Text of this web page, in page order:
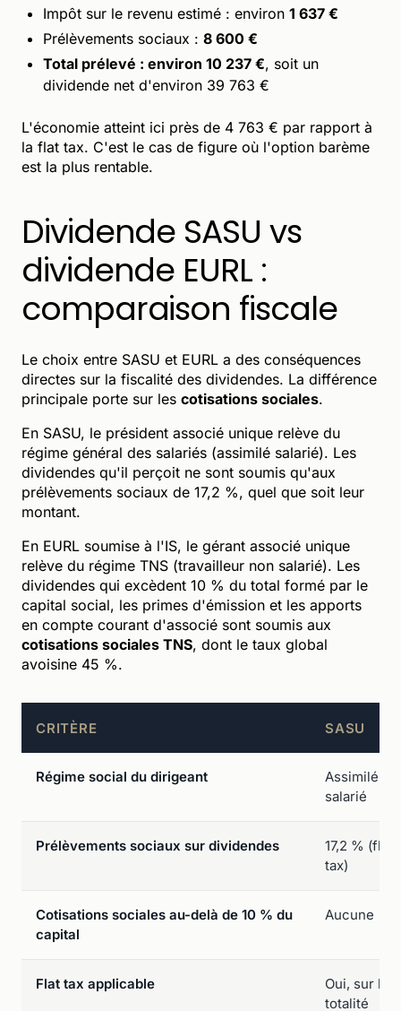
Impôt sur le revenu estimé : environ 1 637 €
Prélèvements sociaux : 8 600 €
Total prélevé : environ 10 237 €, soit un
dividende net d'environ 39 763 €
L'économie atteint ici près de 4 763 € par rapport à
la flat tax. C'est le cas de figure où l'option barème
est la plus rentable.
Dividende SASU vs
dividende EURL :
comparaison fiscale
Le choix entre SASU et EURL a des conséquences
directes sur la fiscalité des dividendes. La différence
principale porte sur les cotisations sociales.
En SASU, le président associé unique relève du
régime général des salariés (assimilé salarié). Les
dividendes qu'il perçoit ne sont soumis qu'aux
prélèvements sociaux de 17,2 %, quel que soit leur
montant.
En EURL soumise à l'IS, le gérant associé unique
relève du régime TNS (travailleur non salarié). Les
dividendes qui excèdent 10 % du total formé par le
capital social, les primes d'émission et les apports
en compte courant d'associé sont soumis aux
cotisations sociales TNS, dont le taux global
avoisine 45 %.
CRITÈRE SASU
Régime social du dirigeant
Assimilé
salarié
Prélèvements sociaux sur dividendes
17,2 % (flat
tax)
Cotisations sociales au-delà de 10 % du
capital
Aucune
Flat tax applicable
Oui, sur la
totalité